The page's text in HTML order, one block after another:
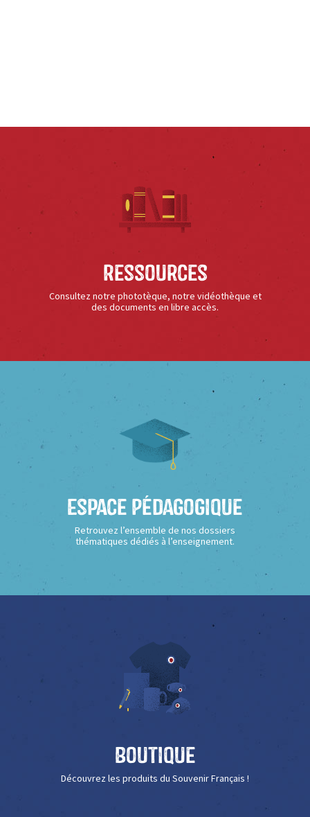
Ressources
Consultez notre phototèque, notre vidéothèque et
des documents en libre accès.
Espace Pédagogique
Retrouvez l’ensemble de nos dossiers
thématiques dédiés à l’enseignement.
Boutique
Découvrez les produits du Souvenir Français !